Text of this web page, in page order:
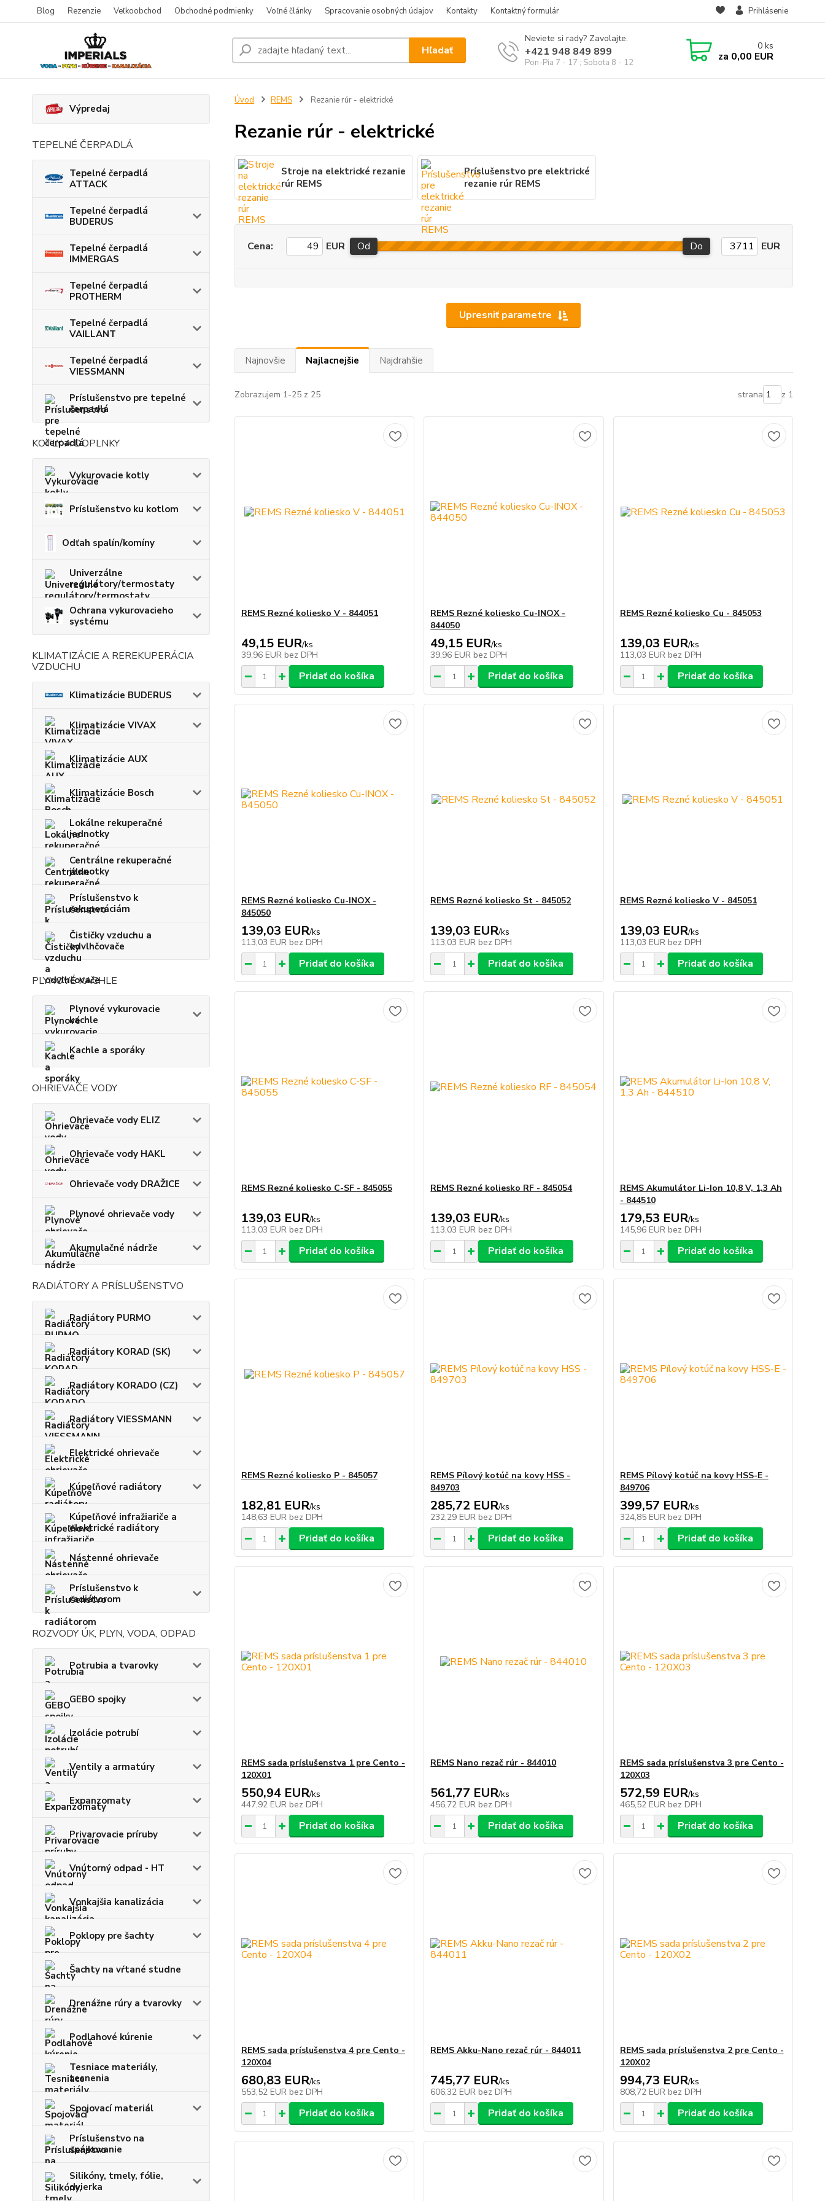
Blog Rezenzie Veľkoobchod Obchodné podmienky Voľné články Spracovanie osobných údajov Kontakty Kontaktný formulár Prihlásenie
Hľadať
Neviete si rady? Zavolajte.
+421 948 849 899
Pon-Pia 7 - 17 ; Sobota 8 - 12
0 ks
za 0,00 EUR
Výpredaj
TEPELNÉ ČERPADLÁ
Tepelné čerpadlá
ATTACK
Tepelné čerpadlá
BUDERUS
Tepelné čerpadlá
IMMERGAS
Tepelné čerpadlá
PROTHERM
Tepelné čerpadlá
VAILLANT
Tepelné čerpadlá
VIESSMANN
Príslušenstvo pre tepelné
čerpadlá
KOTLY A DOPLNKY
Vykurovacie kotly
Príslušenstvo ku kotlom
Odťah spalín/komíny
Univerzálne
regulátory/termostaty
Ochrana vykurovacieho
systému
KLIMATIZÁCIE A REREKUPERÁCIA
VZDUCHU
Klimatizácie BUDERUS
Klimatizácie VIVAX
Klimatizácie AUX
Klimatizácie Bosch
Lokálne rekuperačné
jednotky
Centrálne rekuperačné
jednotky
Príslušenstvo k
rekuperáciám
Čističky vzduchu a
odvlhčovače
PLYNOVÉ KACHLE
Plynové vykurovacie
kachle
Kachle a sporáky
OHRIEVAČE VODY
Ohrievače vody ELIZ
Ohrievače vody HAKL
Ohrievače vody DRAŽICE
Plynové ohrievače vody
Akumulačné nádrže
RADIÁTORY A PRÍSLUŠENSTVO
Radiátory PURMO
Radiátory KORAD (SK)
Radiátory KORADO (CZ)
Radiátory VIESSMANN
Elektrické ohrievače
Kúpeľňové radiátory
Kúpeľňové infražiariče a
elektrické radiátory
Nástenné ohrievače
Príslušenstvo k
radiátorom
ROZVODY ÚK, PLYN, VODA, ODPAD
Potrubia a tvarovky
GEBO spojky
Izolácie potrubí
Ventily a armatúry
Expanzomaty
Privarovacie príruby
Vnútorný odpad - HT
Vonkajšia kanalizácia
Poklopy pre šachty
Šachty na vŕtané studne
Drenážne rúry a tvarovky
Podlahové kúrenie
Tesniace materiály,
tesnenia
Spojovací materiál
Príslušenstvo na
spájkovanie
Silikóny, tmely, fólie,
dvierka
Úvod REMS Rezanie rúr - elektrické
Rezanie rúr - elektrické
Stroje na elektrické rezanie
rúr REMS
Príslušenstvo pre elektrické
rezanie rúr REMS
Upresniť parametre
Cena: EUR Od Do EUR
Najnovšie Najlacnejšie Najdrahšie
Zobrazujem 1-25 z 25 strana z 1
REMS Rezné koliesko V - 844051
49,15 EUR/ks
39,96 EUR bez DPH
Pridať do košíka
REMS Rezné koliesko Cu-INOX -
844050
49,15 EUR/ks
39,96 EUR bez DPH
Pridať do košíka
REMS Rezné koliesko Cu - 845053
139,03 EUR/ks
113,03 EUR bez DPH
Pridať do košíka
REMS Rezné koliesko Cu-INOX -
845050
139,03 EUR/ks
113,03 EUR bez DPH
Pridať do košíka
REMS Rezné koliesko St - 845052
139,03 EUR/ks
113,03 EUR bez DPH
Pridať do košíka
REMS Rezné koliesko V - 845051
139,03 EUR/ks
113,03 EUR bez DPH
Pridať do košíka
REMS Rezné koliesko C-SF - 845055
139,03 EUR/ks
113,03 EUR bez DPH
Pridať do košíka
REMS Rezné koliesko RF - 845054
139,03 EUR/ks
113,03 EUR bez DPH
Pridať do košíka
REMS Akumulátor Li-Ion 10,8 V, 1,3 Ah
- 844510
179,53 EUR/ks
145,96 EUR bez DPH
Pridať do košíka
REMS Rezné koliesko P - 845057
182,81 EUR/ks
148,63 EUR bez DPH
Pridať do košíka
REMS Pílový kotúč na kovy HSS -
849703
285,72 EUR/ks
232,29 EUR bez DPH
Pridať do košíka
REMS Pílový kotúč na kovy HSS-E -
849706
399,57 EUR/ks
324,85 EUR bez DPH
Pridať do košíka
REMS sada príslušenstva 1 pre Cento -
120X01
550,94 EUR/ks
447,92 EUR bez DPH
Pridať do košíka
REMS Nano rezač rúr - 844010
561,77 EUR/ks
456,72 EUR bez DPH
Pridať do košíka
REMS sada príslušenstva 3 pre Cento -
120X03
572,59 EUR/ks
465,52 EUR bez DPH
Pridať do košíka
REMS sada príslušenstva 4 pre Cento -
120X04
680,83 EUR/ks
553,52 EUR bez DPH
Pridať do košíka
REMS Akku-Nano rezač rúr - 844011
745,77 EUR/ks
606,32 EUR bez DPH
Pridať do košíka
REMS sada príslušenstva 2 pre Cento -
120X02
994,73 EUR/ks
808,72 EUR bez DPH
Pridať do košíka